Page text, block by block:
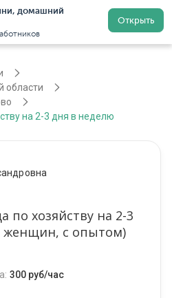
домашний
Открыть
Регистрация
области
на 2-3 дня в неделю
хозяйству на 2-3
женщин, с опытом)
300 руб/час